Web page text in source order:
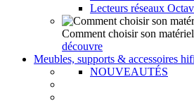
Lecteurs réseaux
Comment choisir son
découvre
Meubles, supports & accessoires hifi
NOUVEAUTÉS